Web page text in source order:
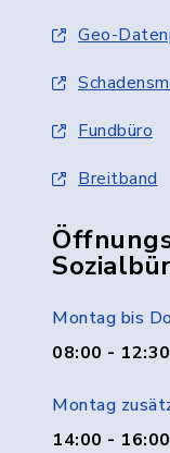
Geo-
Fundbüro
Breitband
Montag bis
08:00 -
Montag
14:00 -